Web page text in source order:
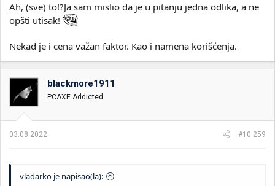
Ah, (sve) to!?Ja sam mislio da je u pitanju jedna odlika, a ne
opšti utisak!
Nekad je i cena važan faktor. Kao i namena korišćenja.
blackmore1911
PCAXE Addicted
03.08.2022. #10.259
vladarko je napisao(la):